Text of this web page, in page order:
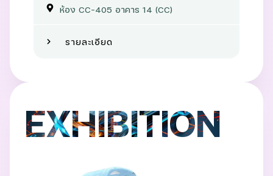
ห้อง CC-405 อาคาร 14 (CC)
รายละเอียด
EXHIBITION